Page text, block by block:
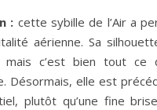
: cette sybille de l’Air a
aérienne. Sa
mais c’est bien tout
Désormais, elle est
plutôt qu’une fine